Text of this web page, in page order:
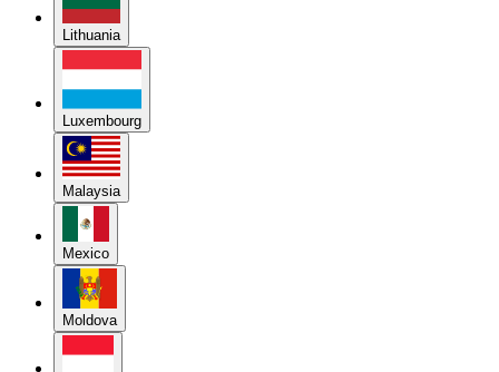
Lithuania
Luxembourg
Malaysia
Mexico
Moldova